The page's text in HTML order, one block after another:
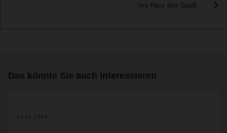
Ins Herz der Stadt
Das könnte Sie auch interessieren
14.11.2024